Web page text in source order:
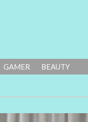
GAMER BEAUTY